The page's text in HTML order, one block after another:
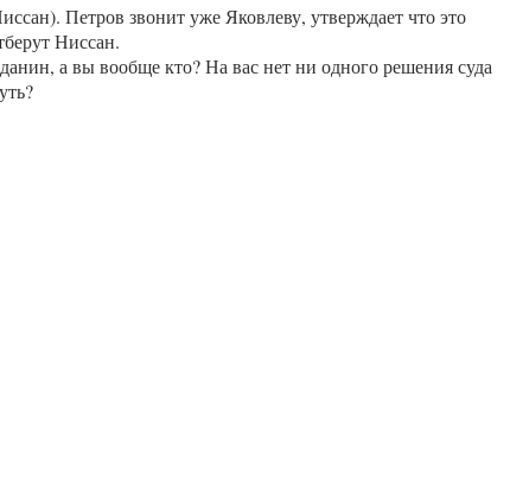
Петров звонит уже Яковлеву, утверждает что это
Ниссан.
а вы вообще кто? На вас нет ни одного решения суда